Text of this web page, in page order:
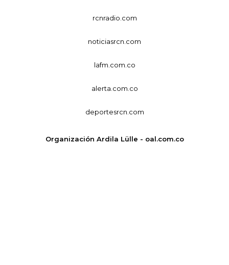
rcnradio.com
noticiasrcn.com
lafm.com.co
alerta.com.co
deportesrcn.com
Organización Ardila Lülle - oal.com.co